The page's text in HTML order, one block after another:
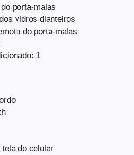
porta-malas
vidros dianteiros
do porta-malas
1
tela do celular